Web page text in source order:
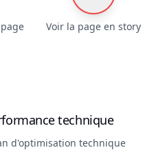
Voir la page en story
technique
d'optimisation technique